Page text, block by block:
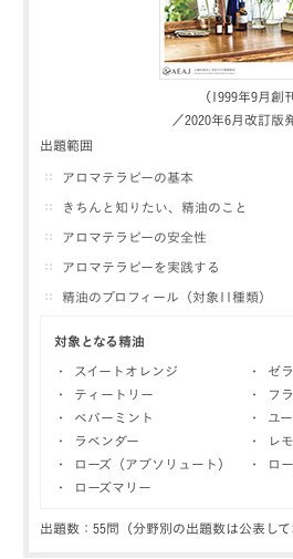
（1999年9月創
／2020年6月改訂版
出題範囲
アロマテラピーの基本
きちんと知りたい、精油のこと
アロマテラピーの安全性
アロマテラピーを実践する
精油のプロフィール（対象11種類）
対象となる精油
・ スイートオレンジ
・ ゼ
・ ティートリー
・ フ
・ ペパーミント
・ ユ
・ ラベンダー
・ レ
・ ローズ（アブソリュート）
・ ロ
・ ローズマリー
出題数：55問（分野別の出題数は公表して